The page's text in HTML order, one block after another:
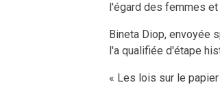
l'égard des femmes
Bineta Diop, envoyée
l'a qualifiée d'étape
« Les lois sur le